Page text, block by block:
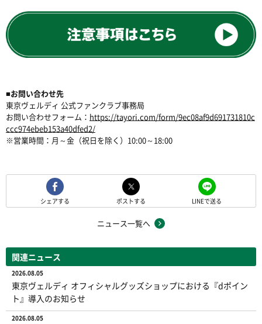
■お問い合わせ先
東京ヴェルディ 公式ファンクラブ事務局
お問い合わせフォーム： https://tayori.com/form/9ec08af9d691731810c
ccc974ebeb153a40dfed2/
※営業時間：月～金（祝日を除く）10:00～18:00
シェアする ポストする LINEで送る
ニュース一覧へ
関連ニュース
2026.08.05
東京ヴェルディ オフィシャルグッズショップにおける『dポイン
ト』導入のお知らせ
2026.08.05